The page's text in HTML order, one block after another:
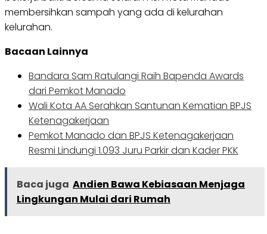
membersihkan sampah yang ada di kelurahan
kelurahan.
Bacaan Lainnya
Bandara Sam Ratulangi Raih Bapenda Awards
dari Pemkot Manado
Wali Kota AA Serahkan Santunan Kematian BPJS
Ketenagakerjaan
Pemkot Manado dan BPJS Ketenagakerjaan
Resmi Lindungi 1.093 Juru Parkir dan Kader PKK
Baca juga Andien Bawa Kebiasaan Menjaga
Lingkungan Mulai dari Rumah